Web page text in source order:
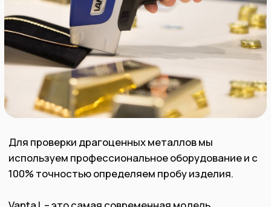
Обращаясь к нам, Вы получаете
гарантию честной, прозрачной и